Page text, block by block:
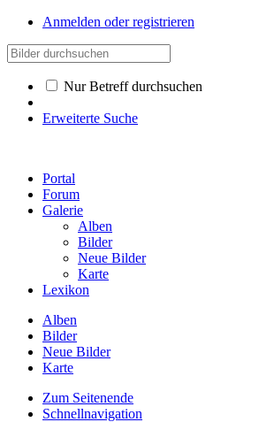
Anmelden oder registrieren
Nur Betreff durchsuchen
Erweiterte Suche
Portal
Forum
Galerie
Alben
Bilder
Neue Bilder
Karte
Lexikon
Alben
Bilder
Neue Bilder
Karte
Zum Seitenende
Schnellnavigation